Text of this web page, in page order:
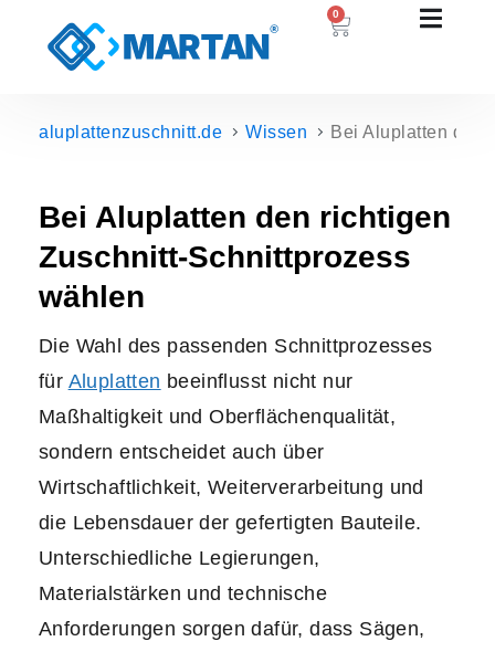
0
aluplattenzuschnitt.de Wissen Bei Aluplatten den
Bei Aluplatten den richtigen
Zuschnitt-Schnittprozess
wählen
Die Wahl des passenden Schnittprozesses
für Aluplatten beeinflusst nicht nur
Maßhaltigkeit und Oberflächenqualität,
sondern entscheidet auch über
Wirtschaftlichkeit, Weiterverarbeitung und
die Lebensdauer der gefertigten Bauteile.
Unterschiedliche Legierungen,
Materialstärken und technische
Anforderungen sorgen dafür, dass Sägen,